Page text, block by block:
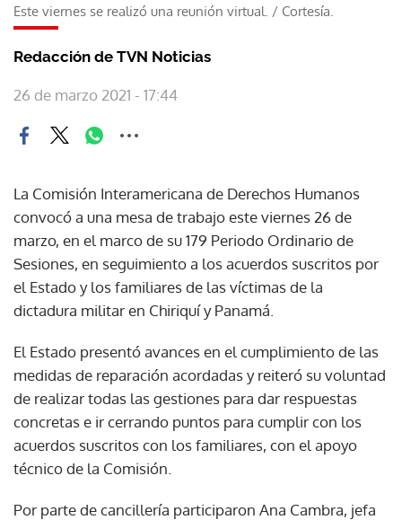
Este viernes se realizó una reunión virtual. / Cortesía.
Redacción de TVN Noticias
26 de marzo 2021 - 17:44
La Comisión Interamericana de Derechos Humanos
convocó a una mesa de trabajo este viernes 26 de
marzo, en el marco de su 179 Periodo Ordinario de
Sesiones, en seguimiento a los acuerdos suscritos por
el Estado y los familiares de las víctimas de la
dictadura militar en Chiriquí y Panamá.
El Estado presentó avances en el cumplimiento de las
medidas de reparación acordadas y reiteró su voluntad
de realizar todas las gestiones para dar respuestas
concretas e ir cerrando puntos para cumplir con los
acuerdos suscritos con los familiares, con el apoyo
técnico de la Comisión.
Por parte de cancillería participaron Ana Cambra, jefa